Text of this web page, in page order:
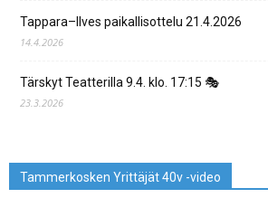
Tappara–Ilves paikallisottelu 21.4.2026
14.4.2026
Tärskyt Teatterilla 9.4. klo. 17:15 🎭
23.3.2026
Tammerkosken Yrittäjät 40v -video